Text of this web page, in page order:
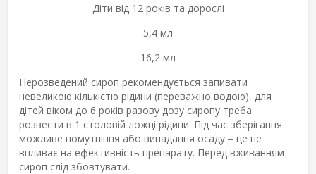
Діти від 12 років та дорослі
5,4 мл
16,2 мл
Нерозведений сироп рекомендується запивати
невеликою кількістю рідини (переважно водою), для
дітей віком до 6 років разову дозу сиропу треба
розвести в 1 столовій ложці рідини. Під час зберігання
можливе помутніння або випадання осаду ‒ це не
впливає на ефективність препарату. Перед вживанням
сироп слід збовтувати.